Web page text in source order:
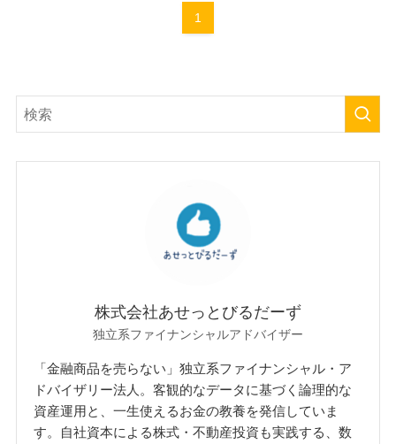
1
株式会社あせっとびるだーず
独立系ファイナンシャルアドバイザー
「金融商品を売らない」独立系ファイナンシャル・ア
ドバイザリー法人。客観的なデータに基づく論理的な
資産運用と、一生使えるお金の教養を発信していま
す。自社資本による株式・不動産投資も実践する、数